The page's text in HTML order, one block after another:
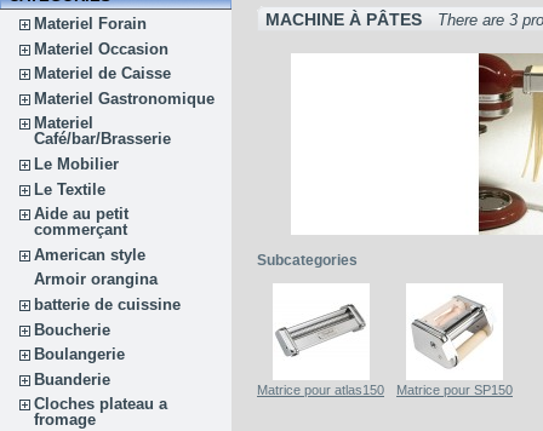
Materiel Forain
Materiel Occasion
Materiel de Caisse
Materiel Gastronomique
Materiel
Café/bar/Brasserie
Le Mobilier
Le Textile
Aide au petit
commerçant
American style
Armoir orangina
batterie de cuissine
Boucherie
Boulangerie
Buanderie
Cloches plateau a
fromage
MACHINE À PÂTES There are 3
Subcategories
Matrice pour atlas150 Matrice pour SP150